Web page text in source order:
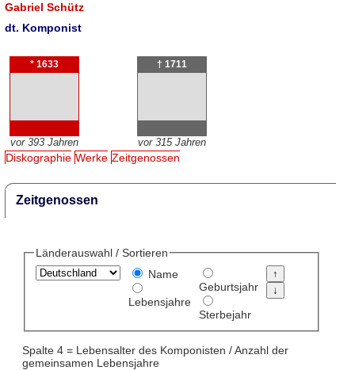
Gabriel Schütz
dt. Komponist
* 1633
vor 393 Jahren
† 1711
vor 315 Jahren
Diskographie Werke Zeitgenossen
Zeitgenossen
Länderauswahl / Sortieren
Name
Lebensjahre
Geburtsjahr
Sterbejahr
Spalte 4 = Lebensalter des Komponisten / Anzahl der
gemeinsamen Lebensjahre